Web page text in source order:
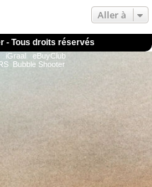
Aller à
- Tous droits réservés
iGraal
eBuyClub
Bubble Shooter